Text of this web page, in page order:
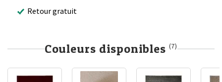
Retour gratuit
Couleurs disponibles (7)